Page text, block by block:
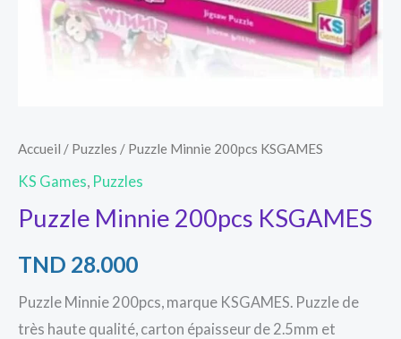
Accueil / Puzzles / Puzzle Minnie 200pcs KSGAMES
KS Games, Puzzles
Puzzle Minnie 200pcs KSGAMES
TND 28.000
Puzzle Minnie 200pcs, marque KSGAMES. Puzzle de
très haute qualité, carton épaisseur de 2.5mm et